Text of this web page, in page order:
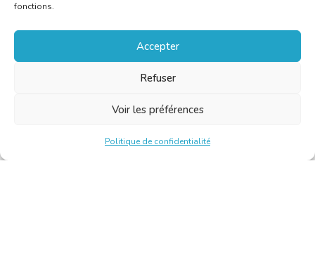
fonctions.
Accepter
Refuser
Voir les préférences
Politique de confidentialité